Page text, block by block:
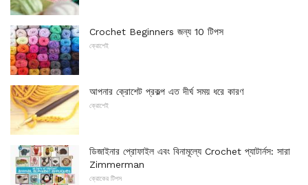
Crochet Beginners জন্য 10 টিপস
ক্রোশেই
আপনার ক্রোশেট প্রকল্প এত দীর্ঘ সময় ধরে কারণ
ক্রোশেই
ডিজাইনার প্রোফাইল এবং বিনামূল্যে Crochet প্যাটার্নস: সারা
Zimmerman
ক্রোকের টিপস